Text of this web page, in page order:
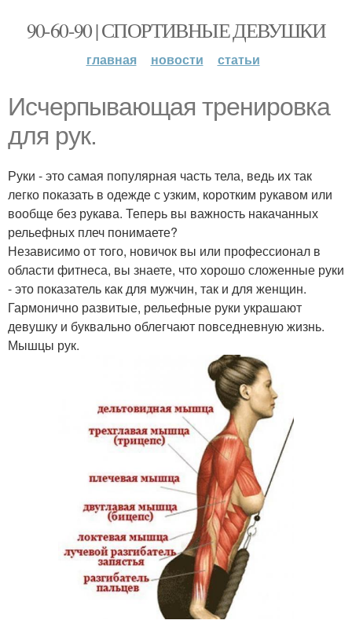
90-60-90 | СПОРТИВНЫЕ ДЕВУШКИ
главная новости статьи
Исчерпывающая тренировка
для рук.
Руки - это самая популярная часть тела, ведь их так
легко показать в одежде с узким, коротким рукавом или
вообще без рукава. Теперь вы важность накачанных
рельефных плеч понимаете?
Независимо от того, новичок вы или профессионал в
области фитнеса, вы знаете, что хорошо сложенные руки
- это показатель как для мужчин, так и для женщин.
Гармонично развитые, рельефные руки украшают
девушку и буквально облегчают повседневную жизнь.
Мышцы рук.